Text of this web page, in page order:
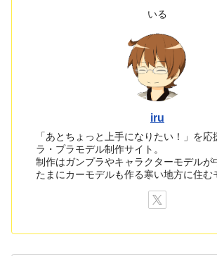
いる
iru
「あとちょっと上手になりたい！」を
ラ・プラモデル制作サイト。
制作はガンプラやキャラクターモデルが
たまにカーモデルも作る寒い地方に住む